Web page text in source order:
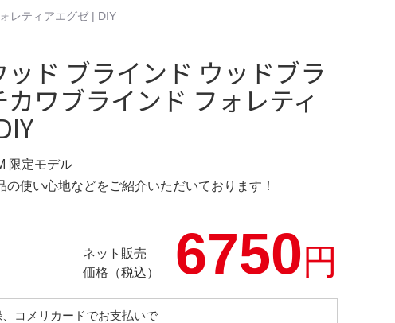
レティアエグゼ | DIY
ッド ブラインド ウッドブラ
ワブラインド フォレティ
限定モデル
の使い心地などをご紹介いただいております！
ネット販売
価格（税込）
6750円
コメリカードでお支払いで